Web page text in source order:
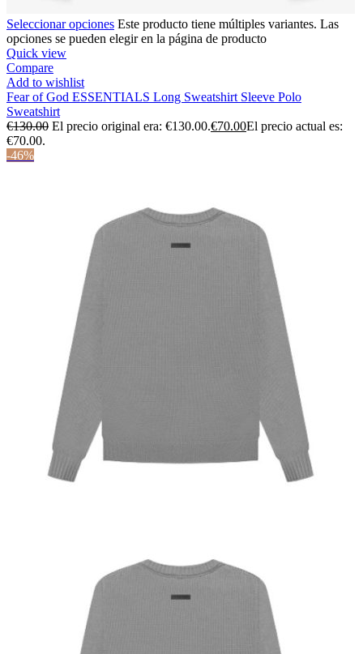
Seleccionar opciones Este producto tiene múltiples variantes. Las
opciones se pueden elegir en la página de producto
Quick view
Compare
Add to wishlist
Fear of God ESSENTIALS Long Sweatshirt Sleeve Polo
Sweatshirt
€130.00 El precio original era: €130.00.€70.00El precio actual es:
€70.00.
-46%